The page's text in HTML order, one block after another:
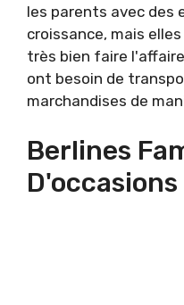
les parents avec des
croissance, mais
très bien faire
ont besoin de
marchandises de
Berlines
D'occasions